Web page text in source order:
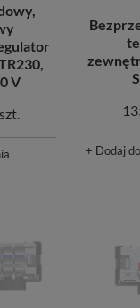
V
szt.
+ Dodaj